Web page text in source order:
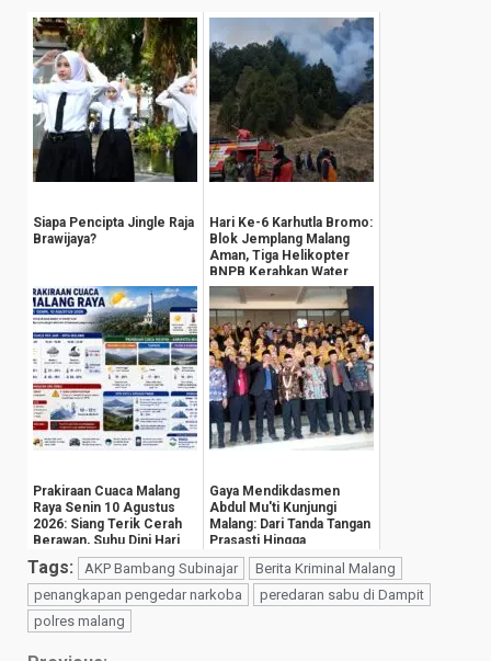
Siapa Pencipta Jingle Raja
Brawijaya?
Hari Ke-6 Karhutla Bromo:
Blok Jemplang Malang
Aman, Tiga Helikopter
BNPB Kerahkan Water
Bombing
Prakiraan Cuaca Malang
Raya Senin 10 Agustus
2026: Siang Terik Cerah
Berawan, Suhu Dini Hari
Anjlok ...
Gaya Mendikdasmen
Abdul Mu'ti Kunjungi
Malang: Dari Tanda Tangan
Prasasti Hingga
Groundbreaking Gedu...
Tags: AKP Bambang Subinajar
Berita Kriminal Malang
penangkapan pengedar narkoba
peredaran sabu di Dampit
polres malang